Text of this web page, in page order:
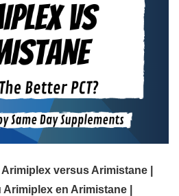
versus Arimistane |
en Arimistane |